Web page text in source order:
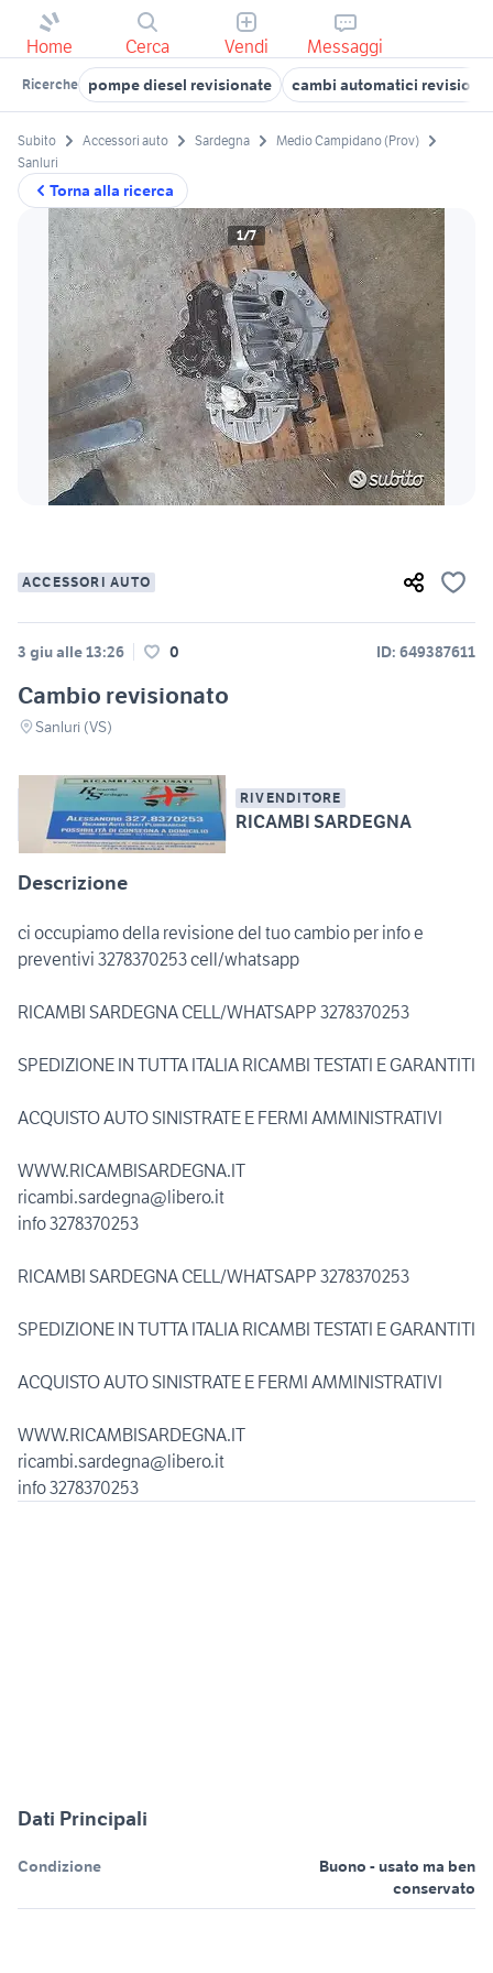
Home Cerca Vendi Messaggi
Ricerche pompe diesel revisionate cambi automatici
Torna alla ricerca
Subito Accessori auto Sardegna
Medio Campidano (Prov)
Sanluri
1/7
ACCESSORI AUTO
3 giu alle 13:26 0 ID: 649387611
Cambio revisionato
Sanluri (VS)
RIVENDITORE
RICAMBI SARDEGNA
Descrizione
ci occupiamo della revisione del tuo cambio per info e
preventivi 3278370253 cell/whatsapp
RICAMBI SARDEGNA CELL/WHATSAPP 3278370253
SPEDIZIONE IN TUTTA ITALIA RICAMBI TESTATI E GARANTITI
ACQUISTO AUTO SINISTRATE E FERMI AMMINISTRATIVI
WWW.RICAMBISARDEGNA.IT
ricambi.sardegna@libero.it
info 3278370253
RICAMBI SARDEGNA CELL/WHATSAPP 3278370253
SPEDIZIONE IN TUTTA ITALIA RICAMBI TESTATI E GARANTITI
ACQUISTO AUTO SINISTRATE E FERMI AMMINISTRATIVI
WWW.RICAMBISARDEGNA.IT
ricambi.sardegna@libero.it
info 3278370253
Dati Principali
Condizione
Buono - usato ma ben
conservato